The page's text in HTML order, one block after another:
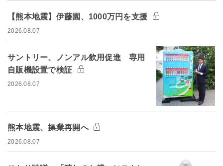
【熊本地震】伊藤園、1000万円を支援
2026.08.07
サントリー、ノンアル飲用促進 専用
自販機設置で検証
2026.08.07
熊本地震、操業再開へ
2026.08.07